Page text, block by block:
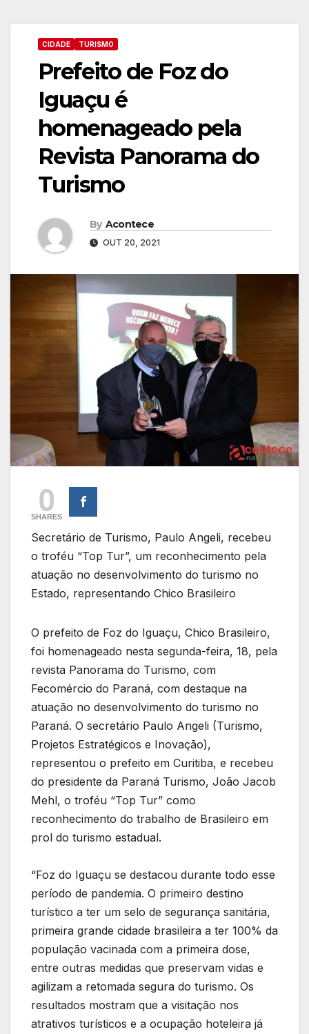
CIDADE TURISMO
Prefeito de Foz do
Iguaçu é
homenageado pela
Revista Panorama do
Turismo
By Acontece
OUT 20, 2021
0
SHARES
Secretário de Turismo, Paulo Angeli, recebeu
o troféu “Top Tur”, um reconhecimento pela
atuação no desenvolvimento do turismo no
Estado, representando Chico Brasileiro
O prefeito de Foz do Iguaçu, Chico Brasileiro,
foi homenageado nesta segunda-feira, 18, pela
revista Panorama do Turismo, com
Fecomércio do Paraná, com destaque na
atuação no desenvolvimento do turismo no
Paraná. O secretário Paulo Angeli (Turismo,
Projetos Estratégicos e Inovação),
representou o prefeito em Curitiba, e recebeu
do presidente da Paraná Turismo, João Jacob
Mehl, o troféu “Top Tur” como
reconhecimento do trabalho de Brasileiro em
prol do turismo estadual.
“Foz do Iguaçu se destacou durante todo esse
período de pandemia. O primeiro destino
turístico a ter um selo de segurança sanitária,
primeira grande cidade brasileira a ter 100% da
população vacinada com a primeira dose,
entre outras medidas que preservam vidas e
agilizam a retomada segura do turismo. Os
resultados mostram que a visitação nos
atrativos turísticos e a ocupação hoteleira já